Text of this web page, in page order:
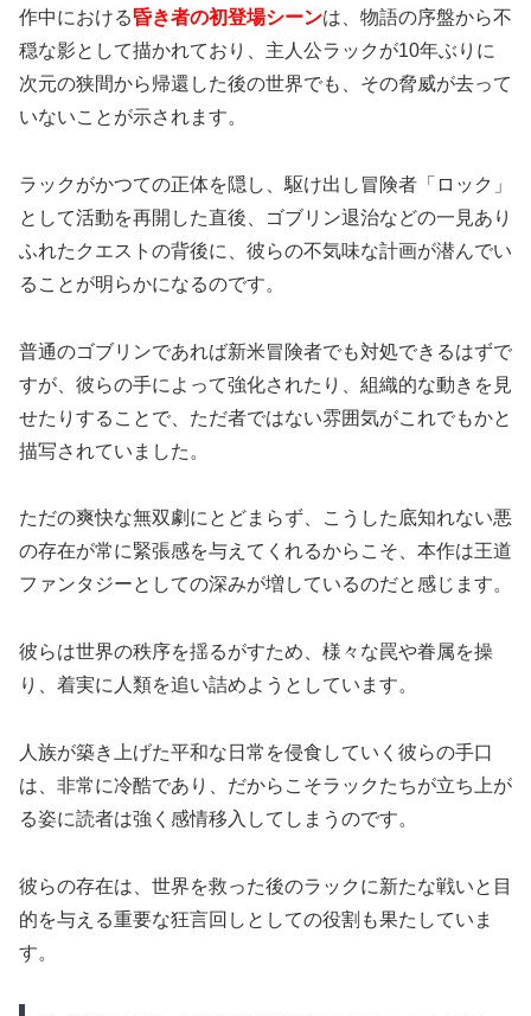
作中における昏き者の初登場シーンは、物語の序盤から不
穏な影として描かれており、主人公ラックが10年ぶりに
次元の狭間から帰還した後の世界でも、その脅威が去って
いないことが示されます。
ラックがかつての正体を隠し、駆け出し冒険者「ロック」
として活動を再開した直後、ゴブリン退治などの一見あり
ふれたクエストの背後に、彼らの不気味な計画が潜んでい
ることが明らかになるのです。
普通のゴブリンであれば新米冒険者でも対処できるはずで
すが、彼らの手によって強化されたり、組織的な動きを見
せたりすることで、ただ者ではない雰囲気がこれでもかと
描写されていました。
ただの爽快な無双劇にとどまらず、こうした底知れない悪
の存在が常に緊張感を与えてくれるからこそ、本作は王道
ファンタジーとしての深みが増しているのだと感じます。
彼らは世界の秩序を揺るがすため、様々な罠や眷属を操
り、着実に人類を追い詰めようとしています。
人族が築き上げた平和な日常を侵食していく彼らの手口
は、非常に冷酷であり、だからこそラックたちが立ち上が
る姿に読者は強く感情移入してしまうのです。
彼らの存在は、世界を救った後のラックに新たな戦いと目
的を与える重要な狂言回しとしての役割も果たしていま
す。